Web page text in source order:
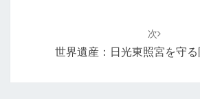
次
世界遺産：日光東照宮を守